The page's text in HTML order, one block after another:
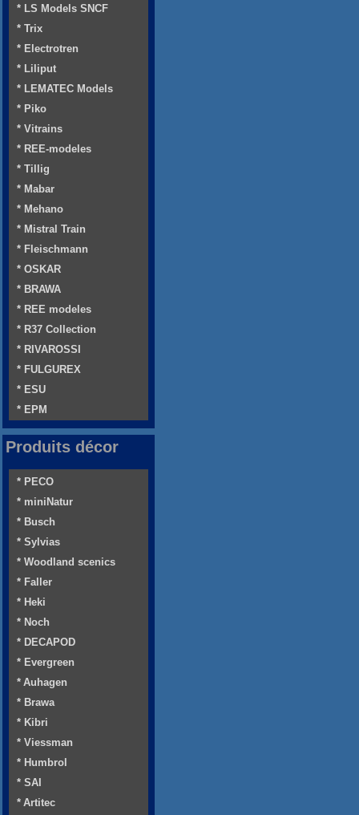
* LS Models SNCF
* Trix
* Electrotren
* Liliput
* LEMATEC Models
* Piko
* Vitrains
* REE-modeles
* Tillig
* Mabar
* Mehano
* Mistral Train
* Fleischmann
* OSKAR
* BRAWA
* REE modeles
* R37 Collection
* RIVAROSSI
* FULGUREX
* ESU
* EPM
Produits décor
* PECO
* miniNatur
* Busch
* Sylvias
* Woodland scenics
* Faller
* Heki
* Noch
* DECAPOD
* Evergreen
* Auhagen
* Brawa
* Kibri
* Viessman
* Humbrol
* SAI
* Artitec